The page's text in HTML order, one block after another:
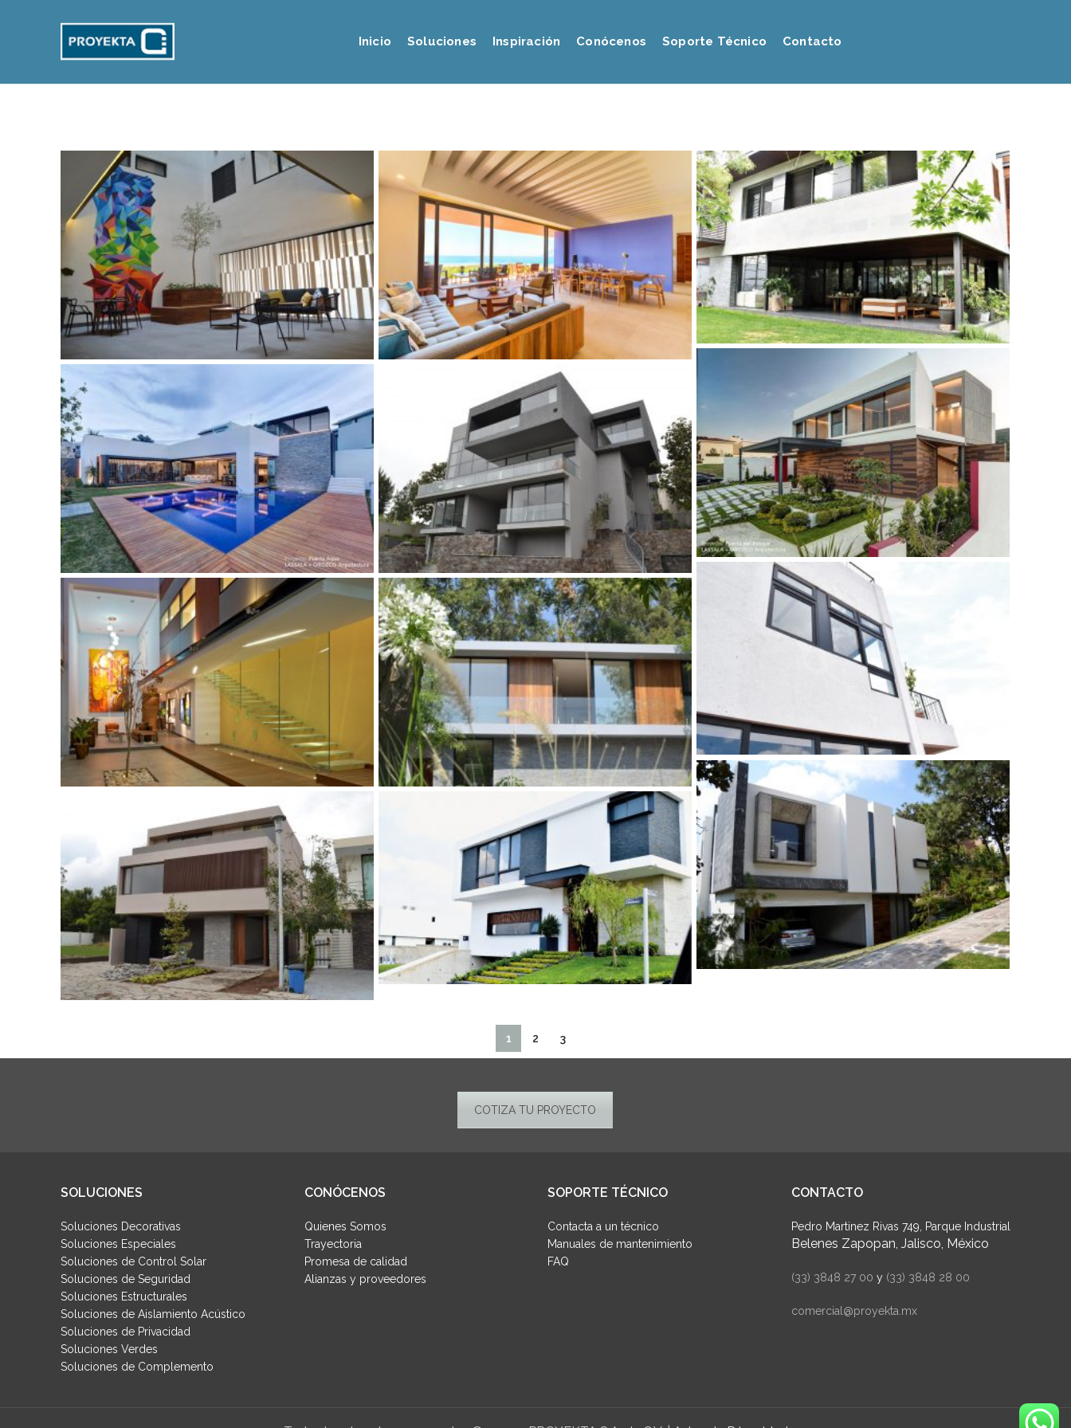
Inicio Soluciones Inspiración Conócenos Soporte Técnico Contacto
1 2 3
COTIZA TU PROYECTO
SOLUCIONES
Soluciones Decorativas
Soluciones Especiales
Soluciones de Control Solar
Soluciones de Seguridad
Soluciones Estructurales
Soluciones de Aislamiento Acústico
Soluciones de Privacidad
Soluciones Verdes
Soluciones de Complemento
CONÓCENOS
Quienes Somos
Trayectoria
Promesa de calidad
Alianzas y proveedores
SOPORTE TÉCNICO
Contacta a un técnico
Manuales de mantenimiento
FAQ
CONTACTO
Pedro Martinez Rivas 749, Parque Industrial
Belenes Zapopan, Jalisco, México
(33) 3848 27 00 y (33) 3848 28 00
comercial@proyekta.mx